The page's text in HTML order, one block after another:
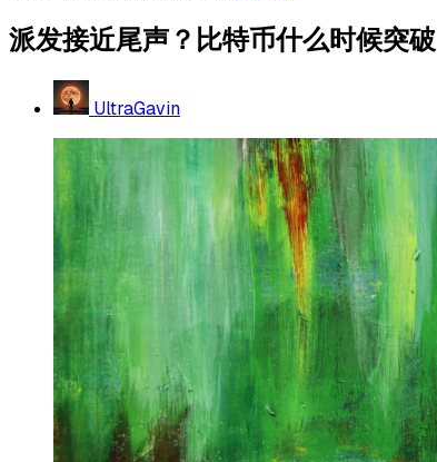
派发接近尾声？比特币什么时候突
UltraGavin